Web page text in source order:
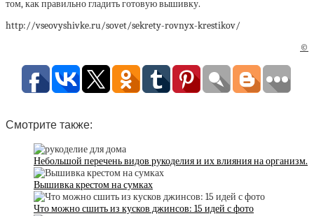
том, как правильно гладить готовую вышивку.
http://vseovyshivke.ru/sovet/sekrety-rovnyx-krestikov/
©
Смотрите также:
Небольшой перечень видов рукоделия и их влияния на организм.
Вышивка крестом на сумках
Что можно сшить из кусков джинсов: 15 идей с фото